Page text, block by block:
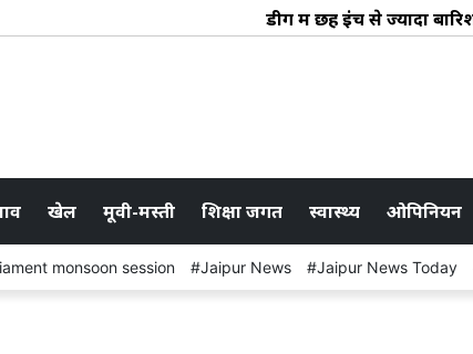
डीग में छह इंच से ज्यादा
खेल मूवी-मस्ती शिक्षा जगत स्वास्थ्य ओपिनियन
monsoon session Jaipur News Jaipur News Today